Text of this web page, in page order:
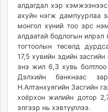
ugluu.mn
urlag.mn
asu.mn
shudarga.mn
shuurhai.mn
unuudur.mn
isee.mn
mglradio.com
алдагдал хэр
ахуйн нэгж дампуурлаа
монгол хүний тоо эрс
алдаатай бодлогын илрэл
тогтоолын төсөлд
17,5 хувийн эдийн
энэ жил 6,3 хувь
Дэлхийн банкнаас
Н.Алтанхуягийн Засгийн
хоёрхон жилийн дотор
элгээр нь хэвтүүллээ.